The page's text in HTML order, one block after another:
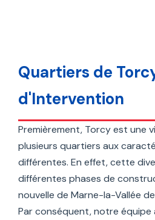
Quartiers de
d'Intervention
Premièrement, Torcy est une
plusieurs quartiers aux
différentes. En effet, cette
différentes phases de
nouvelle de Marne-la-Vallée
Par conséquent, notre équipe